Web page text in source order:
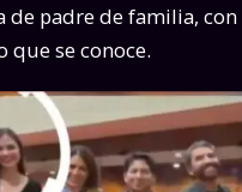
de padre de familia, con
que se conoce.